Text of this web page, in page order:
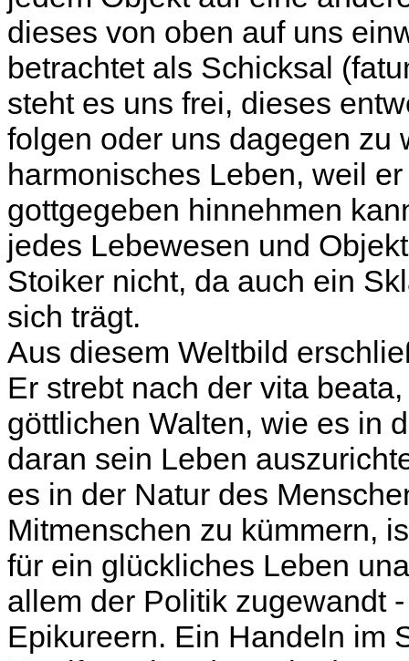
dieses von oben auf uns
betrachtet als Schicksal
steht es uns frei, dieses
folgen oder uns dagegen zu
harmonisches Leben, weil
gottgegeben hinnehmen
jedes Lebewesen und
Stoiker nicht, da auch ein
sich trägt.
Aus diesem Weltbild
Er strebt nach der vita
göttlichen Walten, wie es in
daran sein Leben
es in der Natur des
Mitmenschen zu kümmern,
für ein glückliches Leben
allem der Politik zugewandt
Epikureern. Ein Handeln im